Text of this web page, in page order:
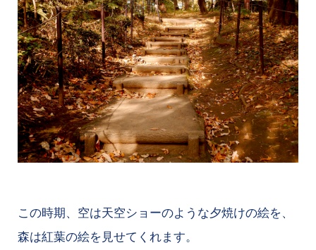
この時期、空は天空ショーのような夕焼けの絵を、
森は紅葉の絵を見せてくれます。